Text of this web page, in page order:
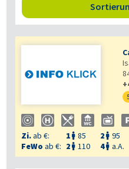
Zi.ab €: 1  85 2  95
FeWo ab €: 2  110 4 a.A.